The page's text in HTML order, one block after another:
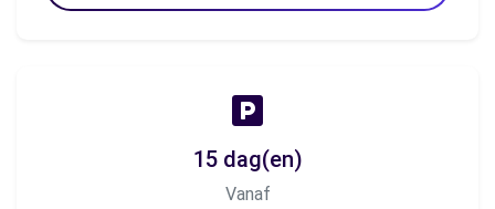
15 dag(en)
Vanaf